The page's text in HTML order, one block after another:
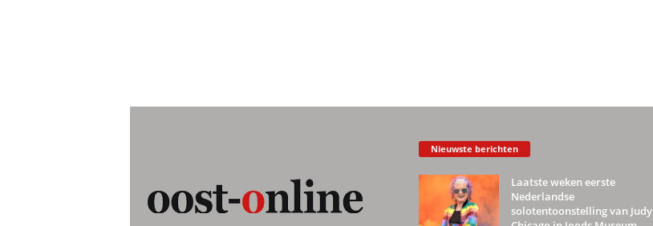
Nieuwste berichten
Laatste weken eerste
Nederlandse
solotentoonstelling van Judy